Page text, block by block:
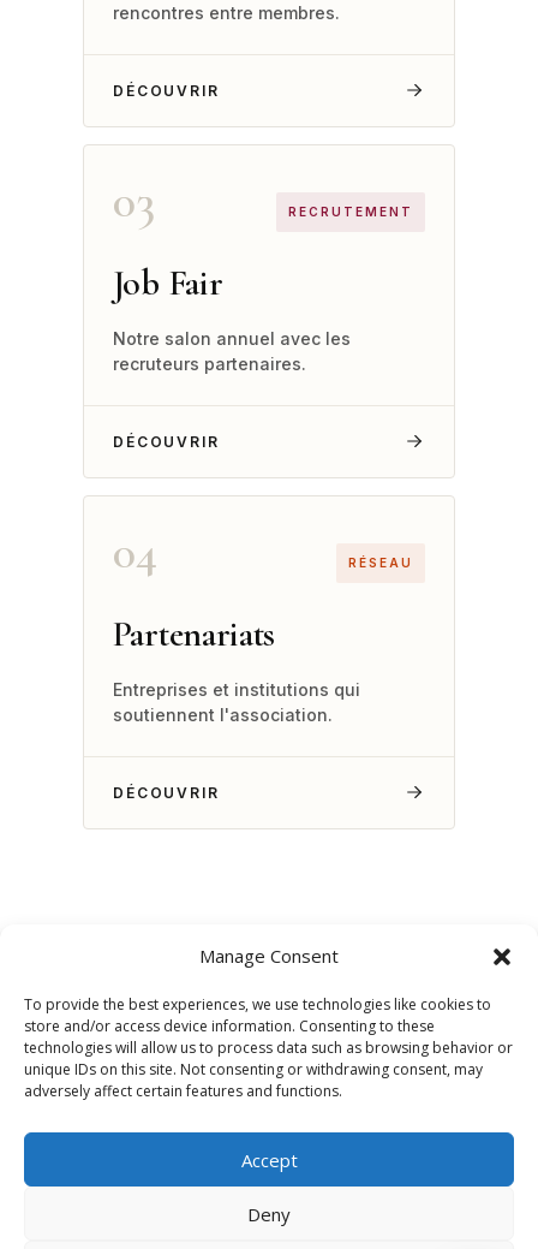
Manage Consent
To provide the best experiences, we use technologies like cookies to
store and/or access device information. Consenting to these
technologies will allow us to process data such as browsing behavior or
unique IDs on this site. Not consenting or withdrawing consent, may
adversely affect certain features and functions.
Accept
Deny
rencontres entre membres.
DÉCOUVRIR
03 RECRUTEMENT
Job Fair
Notre salon annuel avec les
recruteurs partenaires.
DÉCOUVRIR
04 RÉSEAU
Partenariats
Entreprises et institutions qui
soutiennent l'association.
DÉCOUVRIR